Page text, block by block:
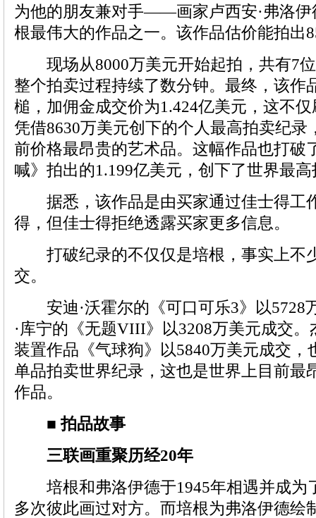
为他的朋友兼对手——画家卢西安·弗洛伊
根最伟大的作品之一。该作品估价能拍出
现场从8000万美元开始起拍，共有7
整个拍卖过程持续了数分钟。最终，该作
槌，加佣金成交价为1.424亿美元，这不
凭借8630万美元创下的个人最高拍卖纪录
前价格最昂贵的艺术品。这幅作品也打破
喊》拍出的1.199亿美元，创下了世界最
据悉，该作品是由买家通过佳士得工
得，但佳士得拒绝透露买家更多信息。
打破纪录的不仅仅是培根，事实上不
交。
安迪·沃霍尔的《可口可乐3》以5728
·库宁的《无题VIII》以3208万美元成交。
装置作品《气球狗》以5840万美元成交，
单品拍卖世界纪录，这也是世界上目前最
作品。
■ 拍品故事
三联画重聚历经20年
培根和弗洛伊德于1945年相遇并成为
多次彼此画过对方。而培根为弗洛伊德绘